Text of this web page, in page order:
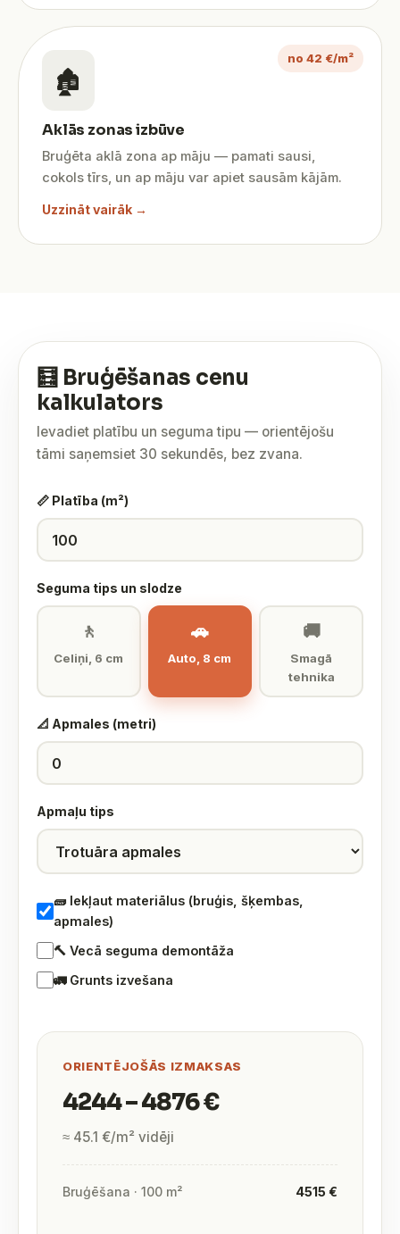
no 42 €/m²
🏚️
Aklās zonas izbūve
Bruģēta aklā zona ap māju — pamati sausi,
cokols tīrs, un ap māju var apiet sausām kājām.
Uzzināt vairāk →
🧮 Bruģēšanas cenu
kalkulators
Ievadiet platību un seguma tipu — orientējošu
tāmi saņemsiet 30 sekundēs, bez zvana.
📏 Platība (m²)
Seguma tips un slodze
🚶
Celiņi, 6 cm
🚗
Auto, 8 cm
🚚
Smagā
tehnika
📐 Apmales (metri)
Apmaļu tips
🧱 Iekļaut materiālus (bruģis, šķembas,
apmales)
🔨 Vecā seguma demontāža
🚛 Grunts izvešana
ORIENTĒJOŠĀS IZMAKSAS
4244 – 4876 €
≈ 45.1 €/m² vidēji
Bruģēšana · 100 m² 4515 €